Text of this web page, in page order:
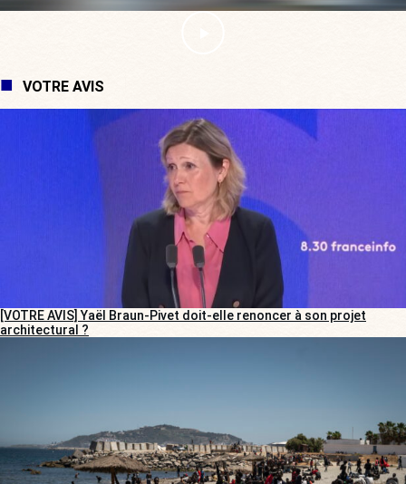
VOTRE AVIS
[VOTRE AVIS] Yaël Braun-Pivet doit-elle renoncer à son projet
architectural ?